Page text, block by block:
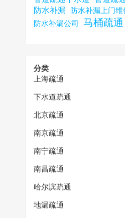
防水补漏 防水补漏上门维
防水补漏公司
马桶疏通
分类
上海疏通
下水道疏通
北京疏通
南京疏通
南宁疏通
南昌疏通
哈尔滨疏通
地漏疏通